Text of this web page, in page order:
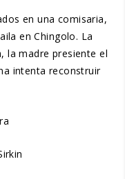
en una comisaria,
en Chingolo. La
la madre presiente el
intenta reconstruir